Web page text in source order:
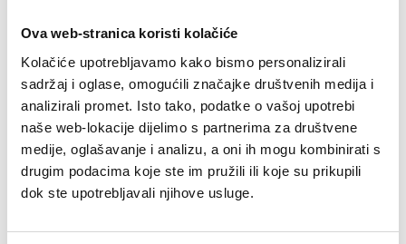
Ova web-stranica koristi kolačiće
Kolačiće upotrebljavamo kako bismo personalizirali
sadržaj i oglase, omogućili značajke društvenih medija i
analizirali promet. Isto tako, podatke o vašoj upotrebi
naše web-lokacije dijelimo s partnerima za društvene
medije, oglašavanje i analizu, a oni ih mogu kombinirati s
drugim podacima koje ste im pružili ili koje su prikupili
dok ste upotrebljavali njihove usluge.
RADNI OBUJAM:
999
SNAGA (KW):
67
MJENJAČ:
MEHANIČKI MJENJAČ
SERVISNA KNJIŽICA:
GARAŽIRAN:
DA
STANJE:
RABLJENO
PREGLED I NAJAM (MOGUĆE I S OTKUPOM), MOGUĆ PREMA